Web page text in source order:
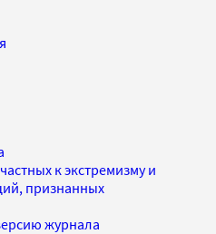
к экстремизму и
признанных
журнала